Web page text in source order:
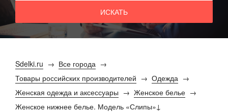
Sdelki.ru
Все города
Товары российских производителей
Одежда
Женская одежда и аксессуары
Женское белье
Женское нижнее белье. Модель «Слипы»